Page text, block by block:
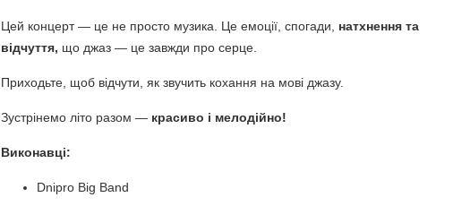
Цей концерт — це не просто музика. Це емоції, спогади, натхнення та
відчуття, що джаз — це завжди про серце.
Приходьте, щоб відчути, як звучить кохання на мові джазу.
Зустрінемо літо разом — красиво і мелодійно!
Виконавці:
Dnipro Big Band